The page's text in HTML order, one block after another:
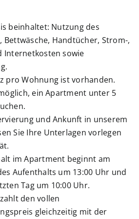
beinhaltet: Nutzung des
Bettwäsche, Handtücher, Strom-,
Internetkosten sowie
pro Wohnung ist vorhanden.
ein Apartment unter 5
und Ankunft in unserem
Sie Ihre Unterlagen vorlegen
im Apartment beginnt am
Aufenthalts um 13:00 Uhr und
Tag um 10:00 Uhr.
den vollen
gleichzeitig mit der